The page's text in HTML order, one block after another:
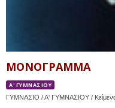
ΜΟΝΟΓΡΑΜΜΑ
Α' ΓΥΜΝΑΣΙΟΥ
ΓΥΜΝΑΣΙΟ / Α' ΓΥΜΝΑΣΙΟΥ / Κείμενα